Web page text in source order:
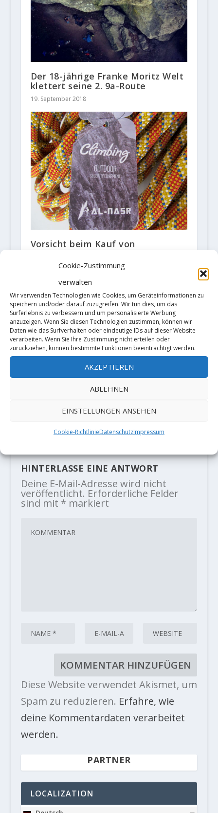
Cookie-Zustimmung
verwalten
Wir verwenden Technologien wie Cookies, um Geräteinformationen zu
speichern und/oder darauf zuzugreifen. Wir tun dies, um das
Surferlebnis zu verbessern und um personalisierte Werbung
anzuzeigen. Wenn Sie diesen Technologien zustimmen, können wir
Daten wie das Surfverhalten oder eindeutige IDs auf dieser Website
verarbeiten. Wenn Sie Ihre Zustimmung nicht erteilen oder
zurückziehen, können bestimmte Funktionen beeinträchtigt werden.
AKZEPTIEREN
ABLEHNEN
EINSTELLUNGEN ANSEHEN
Cookie-RichtlinieDatenschutzImpressum
Der 18-jährige Franke Moritz Welt
klettert seine 2. 9a-Route
19. September 2018
Vorsicht beim Kauf von
und eBay
Surround“ [9a+]? im Zillertal
HINTERLASSE EINE ANTWORT
Deine E-Mail-Adresse wird nicht
veröffentlicht. Erforderliche Felder
sind mit * markiert
Diese Website verwendet Akismet, um
Spam zu reduzieren. Erfahre, wie
deine Kommentardaten verarbeitet
werden.
PARTNER
LOCALIZATION